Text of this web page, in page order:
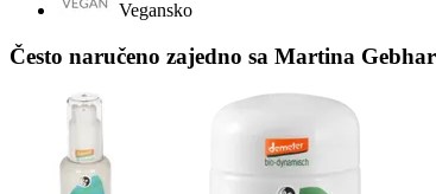
Vegansko
Često naručeno zajedno sa Martina